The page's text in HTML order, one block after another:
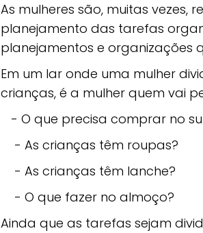
As mulheres são, muitas vezes,
planejamento das tarefas
planejamentos e organizações
Em um lar onde uma mulher
crianças, é a mulher quem vai
- O que precisa comprar no
- As crianças têm roupas?
- As crianças têm lanche?
- O que fazer no almoço?
Ainda que as tarefas sejam